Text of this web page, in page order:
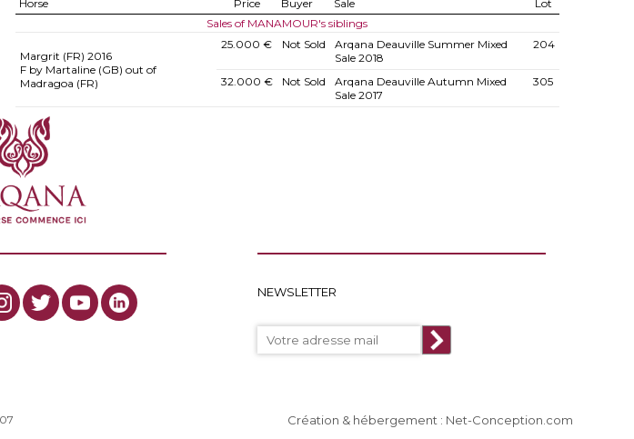
Horse Price Buyer Sale
Lot
Sales of MANAMOUR's siblings
Margrit (FR) 2016
F by Martaline (GB) out of
Madragoa (FR)
25.000 € Not Sold
Arqana Deauville Summer Mixed
Sale 2018
204
32.000 € Not Sold
Arqana Deauville Autumn Mixed
Sale 2017
305
NEWSLETTER
Création & hébergement : Net-Conception.com